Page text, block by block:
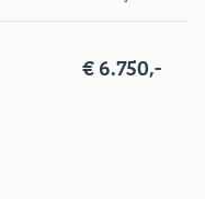
€ 6.750,-